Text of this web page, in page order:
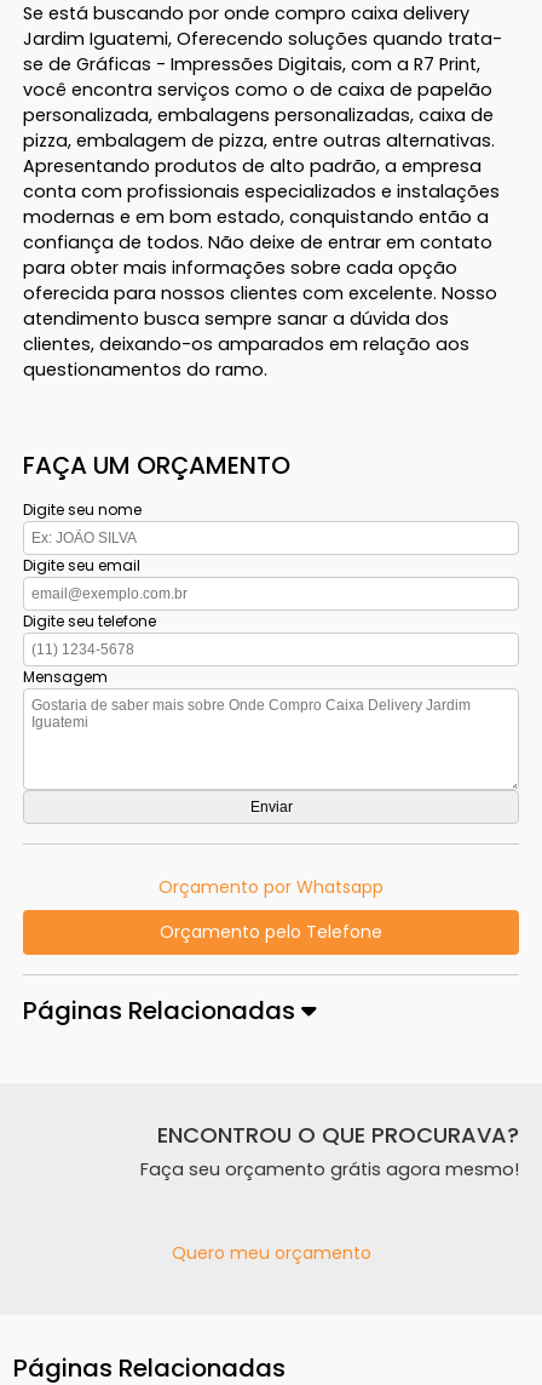
Se está buscando por onde compro caixa delivery
Jardim Iguatemi, Oferecendo soluções quando trata-
se de Gráficas - Impressões Digitais, com a R7 Print,
você encontra serviços como o de caixa de papelão
personalizada, embalagens personalizadas, caixa de
pizza, embalagem de pizza, entre outras alternativas.
Apresentando produtos de alto padrão, a empresa
conta com profissionais especializados e instalações
modernas e em bom estado, conquistando então a
confiança de todos. Não deixe de entrar em contato
para obter mais informações sobre cada opção
oferecida para nossos clientes com excelente. Nosso
atendimento busca sempre sanar a dúvida dos
clientes, deixando-os amparados em relação aos
questionamentos do ramo.
FAÇA UM ORÇAMENTO
Digite seu nome
Digite seu email
Digite seu telefone
Mensagem
Orçamento por Whatsapp
Orçamento pelo Telefone
Páginas Relacionadas
ENCONTROU O QUE PROCURAVA?
Faça seu orçamento grátis agora mesmo!
Quero meu orçamento
Páginas Relacionadas